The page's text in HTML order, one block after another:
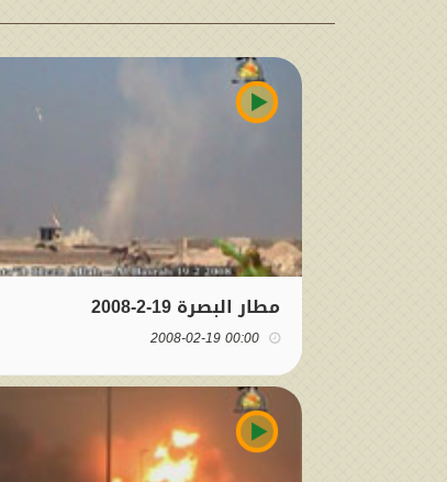
مطار البصرة 19-2-2008
00:00 2008-02-19